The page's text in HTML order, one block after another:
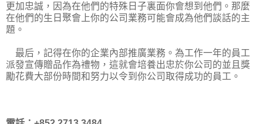
更加忠誠，因為在他們的特殊日子裏面你會想到他們。那麼
在他們的生日聚會上你的公司業務可能會成為他們談話的主
題。
最后，記得在你的企業內部推廣業務。為工作一年的員工
派發宣傳贈品作為禮物，這就會培養出忠於你公司的並且獎
勵花費大部份時間和努力以令到你公司取得成功的員工。